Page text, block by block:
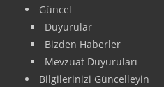
Güncel
Duyurular
Bizden Haberler
Mevzuat Duyuruları
Bilgilerinizi Güncelleyin